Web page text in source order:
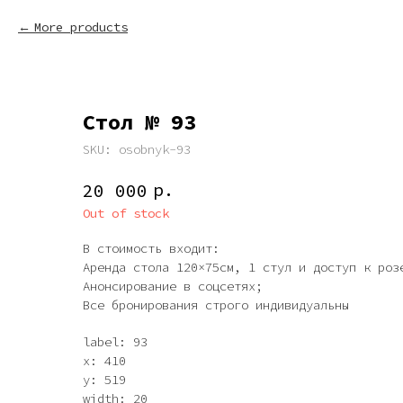
More products
Стол № 93
SKU: osobnyk-93
20 000 р.
Out of stock
В стоимость входит:
Аренда стола 120×75см, 1 стул и доступ к
Анонсирование в соцсетях;
Все бронирования строго индивидуальны
label: 93
x: 410
y: 519
width: 20